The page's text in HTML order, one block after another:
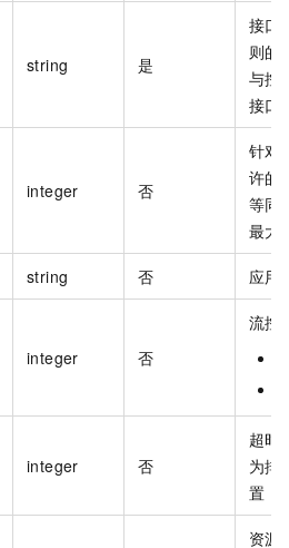
string 是
接口
则的
与控
接口
integer 否
针对
许的
等同
最大
string 否 应用
integer 否
流控
integer 否
超时
为排
置，
资源